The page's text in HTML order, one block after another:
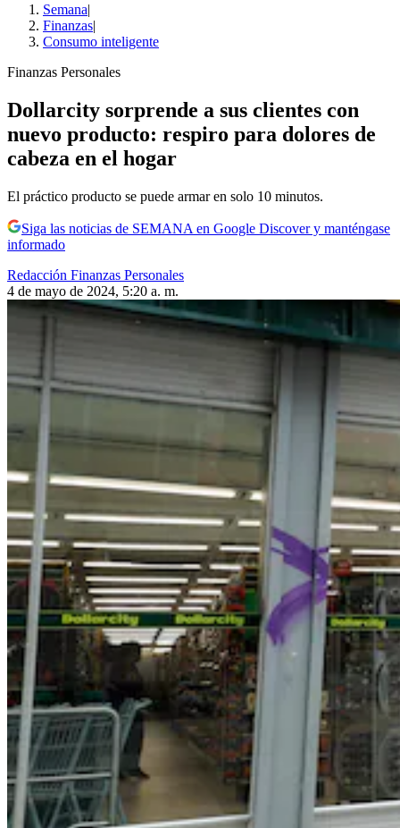
Semana|
Finanzas|
Consumo inteligente
Finanzas Personales
Dollarcity sorprende a sus clientes con
nuevo producto: respiro para dolores de
cabeza en el hogar
El práctico producto se puede armar en solo 10 minutos.
Siga las noticias de SEMANA en Google Discover y manténgase
informado
Redacción Finanzas Personales
4 de mayo de 2024, 5:20 a. m.